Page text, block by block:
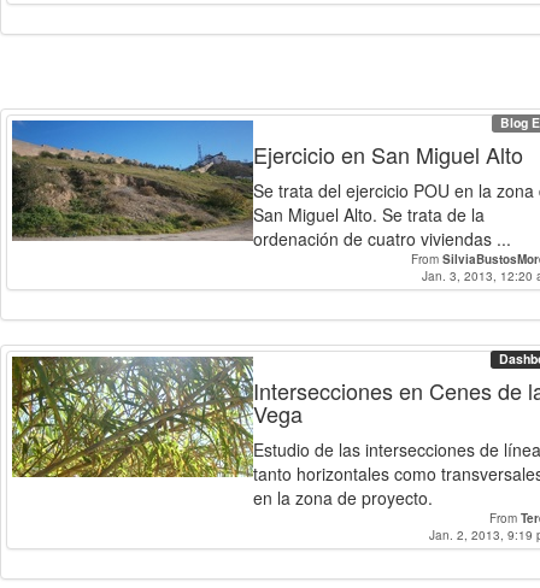
Blog
Ejercicio en San Miguel Alto
Se trata del ejercicio POU en la zona
San Miguel Alto. Se trata de la
ordenación de cuatro viviendas ...
From
Jan. 3, 2013, 12:20
Intersecciones en Cenes de
Vega
Estudio de las intersecciones de
tanto horizontales como
en la zona de proyecto.
From
Jan. 2, 2013, 9:19